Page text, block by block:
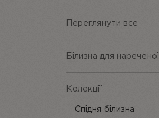
Переглянути все
Білизна для нареченої
Колекції
Спідня білизна